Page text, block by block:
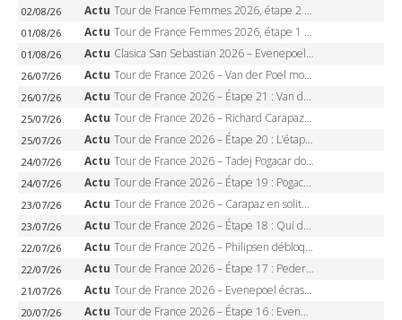
02/08/26 Actu Tour de France Femmes 2026, étape 2 – Lorena Wiebes doublé à Genève, Markus héroïque, 7e record
01/08/26 Actu Tour de France Femmes 2026, étape 1 – Lorena Wiebes intouchable à Lausanne, premier maillot jaune
01/08/26 Actu Clasica San Sebastian 2026 – Evenepoel recordman, 4e victoire, Carapaz battu au sprint
26/07/26 Actu Tour de France 2026 – Van der Poel monumental à Paris, Pogacar égale le record des cinq sacres
26/07/26 Actu Tour de France 2026 – Étape 21 : Van der Poel, Pogacar, qui succédera à Wout van Aert sur les Champs-Elysées ?
25/07/26 Actu Tour de France 2026 – Richard Carapaz roi des Alpes, doublé et maillot à pois, Seixas perd le podium
25/07/26 Actu Tour de France 2026 – Étape 20 : L’étape reine, Galibier, Sarenne, Alpe d’Huez, qui succédera à Pogacar ?
24/07/26 Actu Tour de France 2026 – Tadej Pogacar dompte l’Alpe d’Huez, 5e victoire, record de Pantani pulvérisé
24/07/26 Actu Tour de France 2026 – Étape 19 : Pogacar peut-il enfin dompter l’Alpe d’Huez ?
23/07/26 Actu Tour de France 2026 – Carapaz en solitaire à Orcières-Merlette, Paret-Peintre à un point du maillot à pois
23/07/26 Actu Tour de France 2026 – Étape 18 : Qui domptera Orcières-Merlette, première marche vers l’Alpe d’Huez ?
22/07/26 Actu Tour de France 2026 – Philipsen débloque son compteur à Voiron, Pedersen en danger pour le maillot vert
22/07/26 Actu Tour de France 2026 – Étape 17 : Pedersen peut-il verrouiller le maillot vert à Voiron ?
21/07/26 Actu Tour de France 2026 – Evenepoel écrase le chrono d’Évian, Seixas 4e, Lipowitz abandonne
20/07/26 Actu Tour de France 2026 – Étape 16 : Evenepoel, Pogacar, Ganna… qui domptera le chrono d’Évian pour redessiner le podium ?